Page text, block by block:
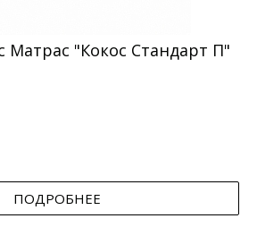
Матрас "Кокос Стандарт П"
ПОДРОБНЕЕ